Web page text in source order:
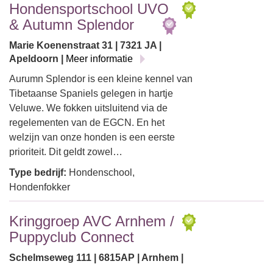
Hondensportschool UVO
& Autumn Splendor
Marie Koenenstraat 31 | 7321 JA |
Apeldoorn |
Meer informatie
Aurumn Splendor is een kleine kennel van
Tibetaanse Spaniels gelegen in hartje
Veluwe. We fokken uitsluitend via de
regelementen van de EGCN. En het
welzijn van onze honden is een eerste
prioriteit. Dit geldt zowel…
Type bedrijf: Hondenschool,
Hondenfokker
Kringgroep AVC Arnhem /
Puppyclub Connect
Schelmseweg 111 | 6815AP | Arnhem |